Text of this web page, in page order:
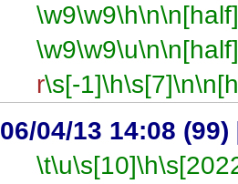
\w9\w9\h\n\n[half]
\w9\w9\u\n\n[half]
r\s[-1]\h\s[7]\n
06/04/13 14:08 (99)
\t\u\s[10]\h